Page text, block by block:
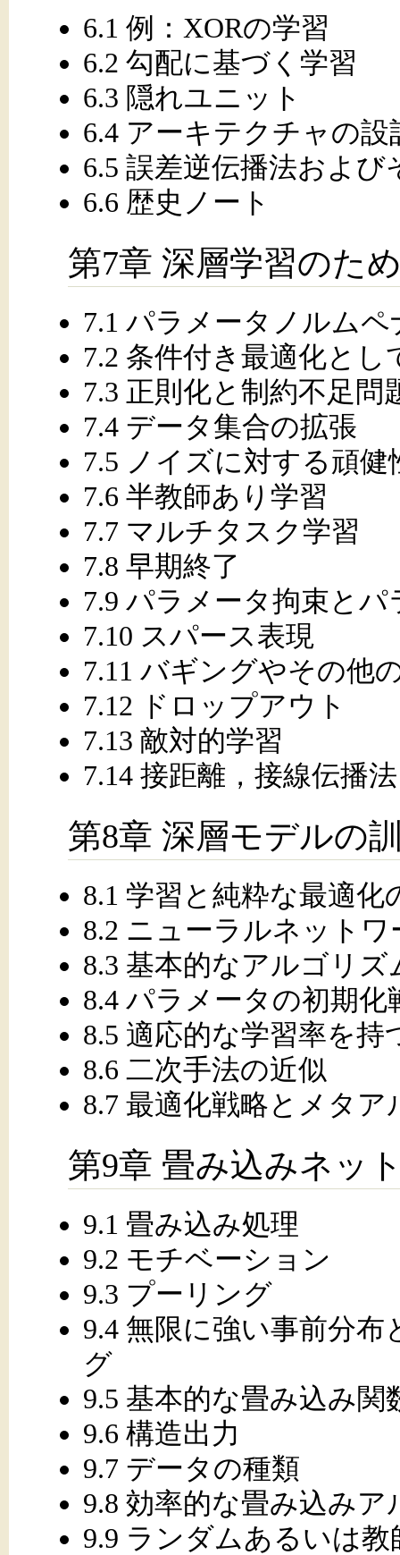
6.1 例：XORの学習
6.2 勾配に基づく学習
6.3 隠れユニット
6.4 アーキテクチャの設
6.5 誤差逆伝播法およ
6.6 歴史ノート
第7章 深層学習のた
7.1 パラメータノルム
7.2 条件付き最適化と
7.3 正則化と制約不足問
7.4 データ集合の拡張
7.5 ノイズに対する頑健
7.6 半教師あり学習
7.7 マルチタスク学習
7.8 早期終了
7.9 パラメータ拘束と
7.10 スパース表現
7.11 バギングやその他
7.12 ドロップアウト
7.13 敵対的学習
7.14 接距離，接線伝播
第8章 深層モデルの
8.1 学習と純粋な最適化
8.2 ニューラルネット
8.3 基本的なアルゴリズ
8.4 パラメータの初期化
8.5 適応的な学習率を
8.6 二次手法の近似
8.7 最適化戦略とメタア
第9章 畳み込みネッ
9.1 畳み込み処理
9.2 モチベーション
9.3 プーリング
9.4 無限に強い事前分
グ
9.5 基本的な畳み込み関
9.6 構造出力
9.7 データの種類
9.8 効率的な畳み込みア
9.9 ランダムあるいは